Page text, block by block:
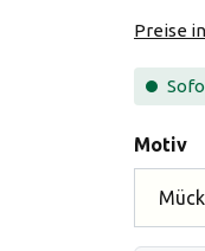
Preise
Motiv